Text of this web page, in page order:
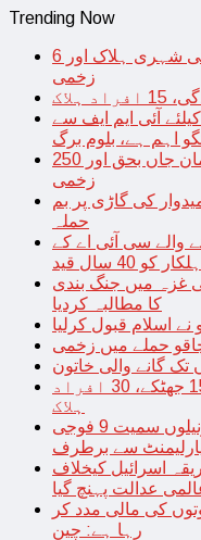
Trending Now
اسرائیل میں میزائل لگنے سے بھارتی شہری ہلاک اور 6
زخمی
آئی ایم ایف سے
اہم ہے، بلوم برگ
بھارت میں مدرسہ مسمار؛ 4 مسلمان جاں بحق اور 250
زخمی
کی گاڑی پر بم
حملہ
والے سی آئی اے کے
کو 40 سال قید
غزہ میں جنگ بندی
کا مطالبہ کردیا
نے اسلام قبول کرلیا
حملے میں زخمی
جاپان میں ایک دن میں زلزلے کے 155 جھٹکے، 30 افراد
ہلاک
چین؛ میزائل یونٹ سے منسلک 4 جرنیلوں سمیت 9 فوجی
سے برطرف
اسرائیل کیخلاف
عدالت پہنچ گیا
کی مالی مدد کر
رہا ہے: چین